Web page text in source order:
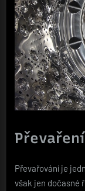
Převaření
Převařování je
však jen dočasné